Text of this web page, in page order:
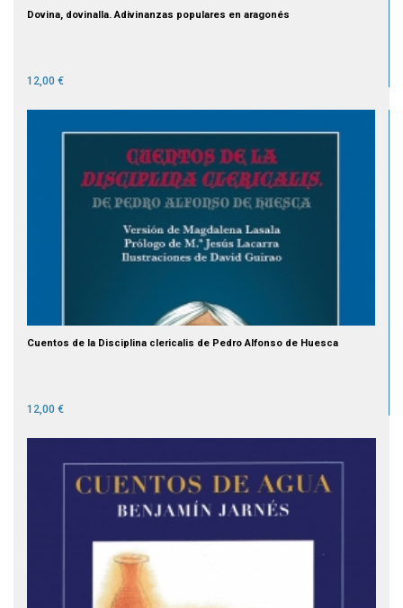
Dovina, dovinalla. Adivinanzas populares en aragonés
12,00 €
Cuentos de la Disciplina clericalis de Pedro Alfonso de Huesca
12,00 €